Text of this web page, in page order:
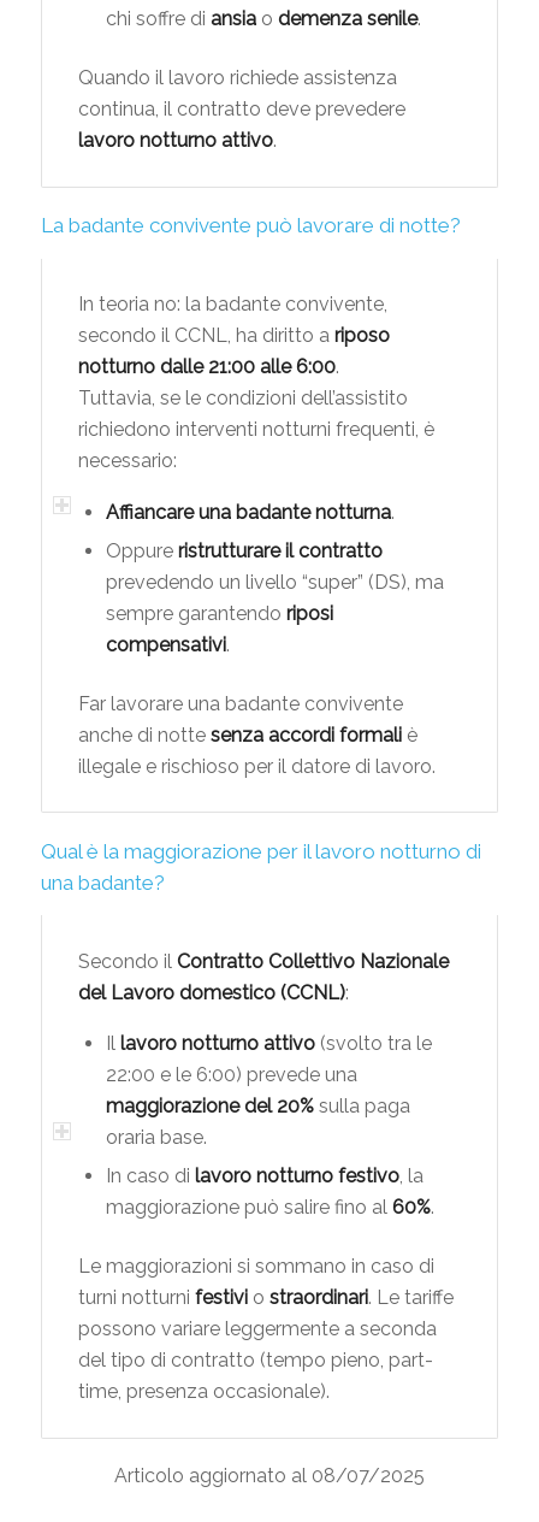
chi soffre di ansiao demenza senile.
Quando il lavoro richiede assistenza
continua, il contratto deve prevedere
lavoro notturno attivo.
La badante convivente può lavorare di notte?
In teoria no: la badante convivente,
secondo il CCNL, ha diritto a riposo
notturno dalle 21:00 alle 6:00.
Tuttavia, se le condizioni dell’assistito
richiedono interventi notturni frequenti, è
necessario:
Affiancare una badante notturna.
Oppure ristrutturare il contratto
prevedendo un livello “super” (DS), ma
sempre garantendo riposi
compensativi.
Far lavorare una badante convivente
anche di notte senza accordi formaliè
illegale e rischioso per il datore di lavoro.
Qual è la maggiorazione per il lavoro notturno di
una badante?
Secondo il Contratto Collettivo Nazionale
del Lavoro domestico (CCNL):
Il lavoro notturno attivo(svolto tra le
22:00 e le 6:00) prevede una
maggiorazione del 20%sulla paga
oraria base.
In caso di lavoro notturno festivo, la
maggiorazione può salire fino al 60%.
Le maggiorazioni si sommano in caso di
turni notturni festivio straordinari. Le tariffe
possono variare leggermente a seconda
del tipo di contratto (tempo pieno, part-
time, presenza occasionale).
Articolo aggiornato al 08/07/2025